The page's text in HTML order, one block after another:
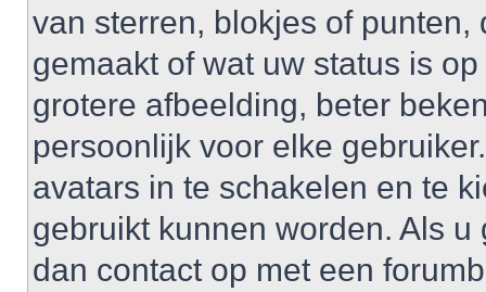
van sterren, blokjes of
gemaakt of wat uw status is
grotere afbeelding, beter
persoonlijk voor elke
avatars in te schakelen en te
gebruikt kunnen worden. Als
dan contact op met een